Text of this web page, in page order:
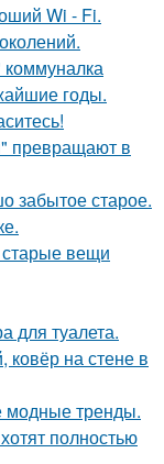
Wi - Fi.
годы.
превращают в
забытое старое.
вещи
для туалета.
ковёр на стене в
тренды.
полностью